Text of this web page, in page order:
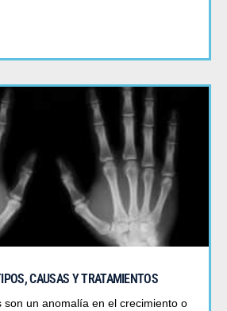
CAUSAS Y TRATAMIENTOS
son un anomalía en el crecimiento o